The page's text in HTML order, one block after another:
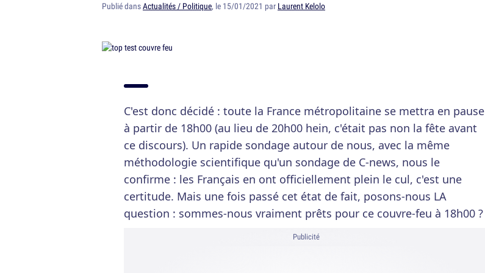
Publié dansActualités / Politique, le 15/01/2021 par Laurent Kelolo
C'est donc décidé : toute la France métropolitaine se mettra en pause
à partir de 18h00 (au lieu de 20h00 hein, c'était pas non la fête avant
ce discours). Un rapide sondage autour de nous, avec la même
méthodologie scientifique qu'un sondage de C-news, nous le
confirme : les Français en ont officiellement plein le cul, c'est une
certitude. Mais une fois passé cet état de fait, posons-nous LA
question : sommes-nous vraiment prêts pour ce couvre-feu à 18h00 ?
Publicité